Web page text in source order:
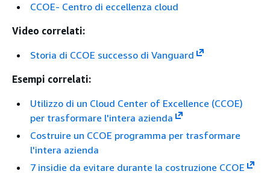
CCOE- Centro di eccellenza cloud
Video correlati:
Storia di CCOE successo di Vanguard
Esempi correlati:
Utilizzo di un Cloud Center of Excellence (CCOE)
per trasformare l'intera azienda
Costruire un CCOE programma per trasformare
l'intera azienda
7 insidie da evitare durante la costruzione CCOE